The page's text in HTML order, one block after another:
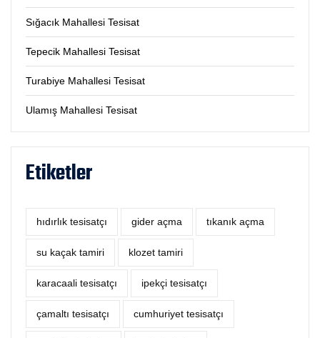
Sığacık Mahallesi Tesisat
Tepecik Mahallesi Tesisat
Turabiye Mahallesi Tesisat
Ulamış Mahallesi Tesisat
Etiketler
hıdırlık tesisatçı ‎gider açma tıkanık açma
su kaçak tamiri klozet tamiri
karacaali tesisatçı ipekçi tesisatçı
çamaltı tesisatçı cumhuriyet tesisatçı